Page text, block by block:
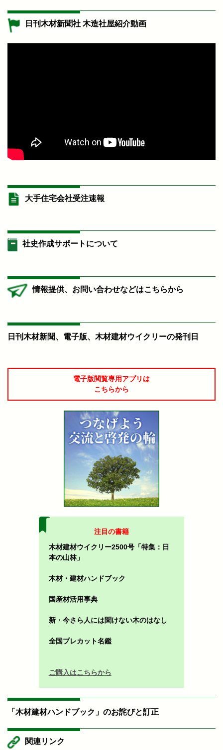
日刊木材新聞社 木造社屋紹介動画
大手住宅会社受注速報
社史作成サポートについて
情報提供、お問い合わせなどはこちらから
日刊木材新聞、電子版、木材建材ウイクリーの発刊日
電子版閲覧専用アプリは
こちらから
注目の書籍
木材建材ウイクリー2500号「特集：日
本の山林」
木材・建材ハンドブック
国産材活用事典
新・今さら人には聞けない木のはなし
全国プレカット名鑑
ご購入はこちらから
「木材建材ハンドブック」のお詫びと訂正
関連リンク